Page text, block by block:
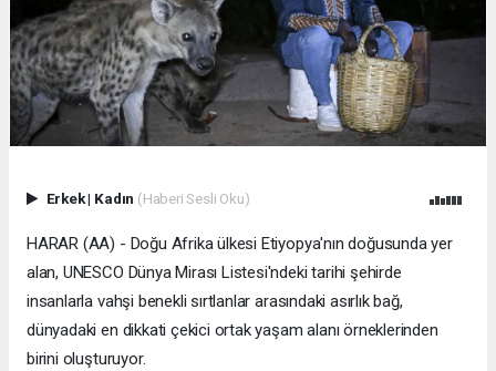
Erkek| Kadın (Haberi Sesli Oku)
HARAR (AA) - Doğu Afrika ülkesi Etiyopya'nın doğusunda yer
alan, UNESCO Dünya Mirası Listesi'ndeki tarihi şehirde
insanlarla vahşi benekli sırtlanlar arasındaki asırlık bağ,
dünyadaki en dikkati çekici ortak yaşam alanı örneklerinden
birini oluşturuyor.